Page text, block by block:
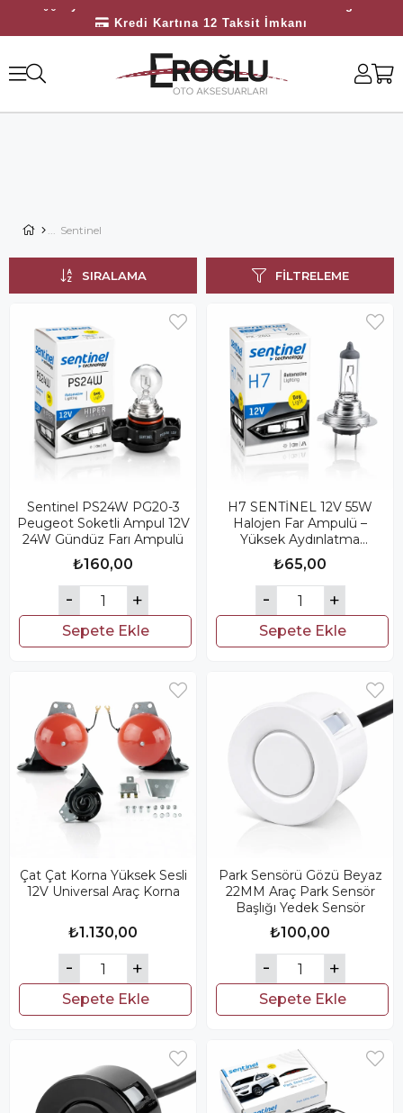
Kredi Kartına 12 Taksit İmkanı
Sentinel
FILTRELEME
SIRALAMA
Sentinel PS24W PG20-3
Peugeot Soketli Ampul 12V
24W Gündüz Farı Ampulü
₺160,00
Sepete Ekle
H7 SENTİNEL 12V 55W
Halojen Far Ampulü –
Yüksek Aydınlatma
Performansı
₺65,00
Sepete Ekle
Çat Çat Korna Yüksek Sesli
12V Universal Araç Korna
₺1.130,00
Sepete Ekle
Park Sensörü Gözü Beyaz
22MM Araç Park Sensör
Başlığı Yedek Sensör
₺100,00
Sepete Ekle